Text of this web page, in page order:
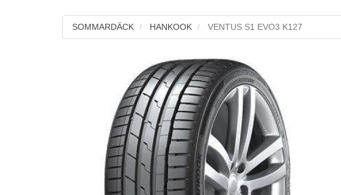
SOMMARDÄCK HANKOOK VENTUS S1 EVO3 K127